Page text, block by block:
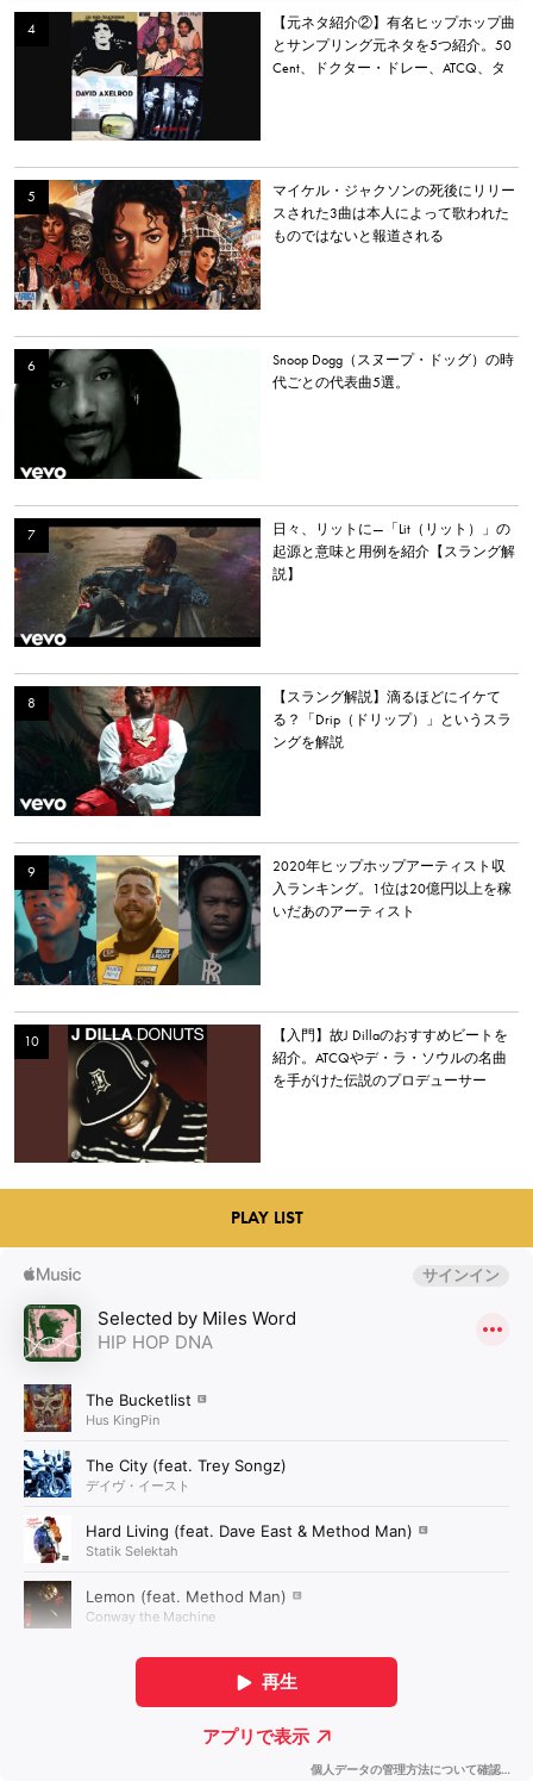
【元ネタ紹介②】有名ヒップホップ曲
とサンプリング元ネタを5つ紹介。50
Cent、ドクター・ドレー、ATCQ、タ
マイケル・ジャクソンの死後にリリー
スされた3曲は本人によって歌われた
ものではないと報道される
Snoop Dogg（スヌープ・ドッグ）の時
代ごとの代表曲5選。
日々、リットに—「Lit（リット）」の
起源と意味と用例を紹介【スラング解
説】
【スラング解説】滴るほどにイケて
る？「Drip（ドリップ）」というスラ
ングを解説
2020年ヒップホップアーティスト収
入ランキング。1位は20億円以上を稼
いだあのアーティスト
【入門】故J Dillaのおすすめビートを
紹介。ATCQやデ・ラ・ソウルの名曲
を手がけた伝説のプロデューサー
PLAY LIST